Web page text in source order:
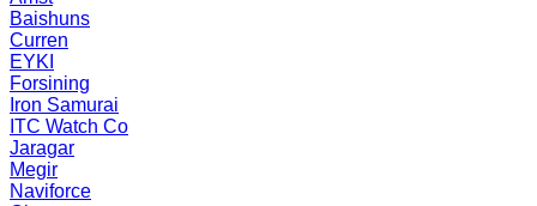
Baishuns
Curren
EYKI
Forsining
Iron Samurai
ITC Watch Co
Jaragar
Megir
Naviforce